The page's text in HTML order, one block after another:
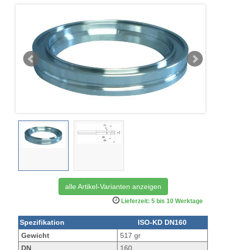
alle Artikel-Varianten anzeigen
Lieferzeit: 5 bis 10 Werktage
Spezifikation
ISO-KD DN160
Gewicht
517 gr
DN
160